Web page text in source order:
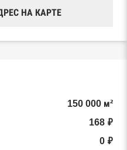
НА КАРТЕ
150 000 м²
168 ₽
0 ₽